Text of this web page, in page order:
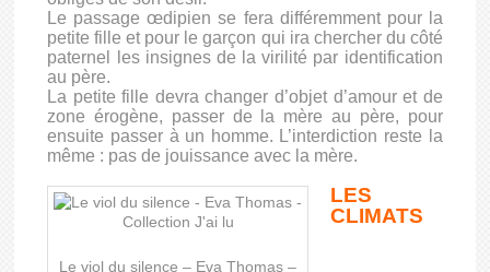
Le passage œdipien se fera différemment pour la
petite fille et pour le garçon qui ira chercher du côté
paternel les insignes de la virilité par identification
au père.
La petite fille devra changer d’objet d’amour et de
zone érogène, passer de la mère au père, pour
ensuite passer à un homme. L’interdiction reste la
même : pas de jouissance avec la mère.
Le viol du silence – Eva Thomas –
LES
CLIMATS